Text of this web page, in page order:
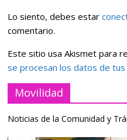
Lo siento, debes estar
comentario.
Este sitio usa Akismet para
se procesan los datos de
Movilidad
Noticias de la Comunidad y